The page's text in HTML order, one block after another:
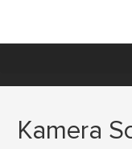
Kamera